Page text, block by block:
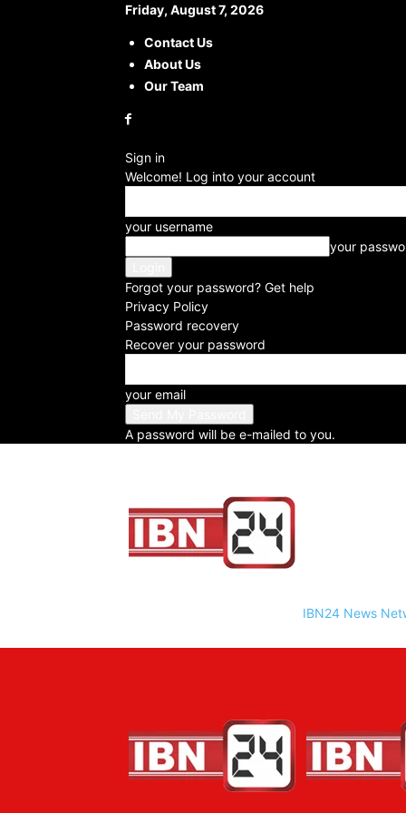
Friday, August 7, 2026
Contact Us
About Us
Our Team
Sign in
Welcome! Log into your account
your username
your
Forgot your password? Get help
Privacy Policy
Password recovery
Recover your password
your email
A password will be e-mailed to you.
IBN24 News